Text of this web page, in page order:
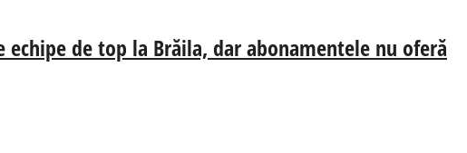
echipe de top la Brăila, dar abonamentele nu oferă